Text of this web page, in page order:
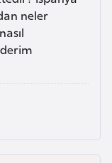
neler